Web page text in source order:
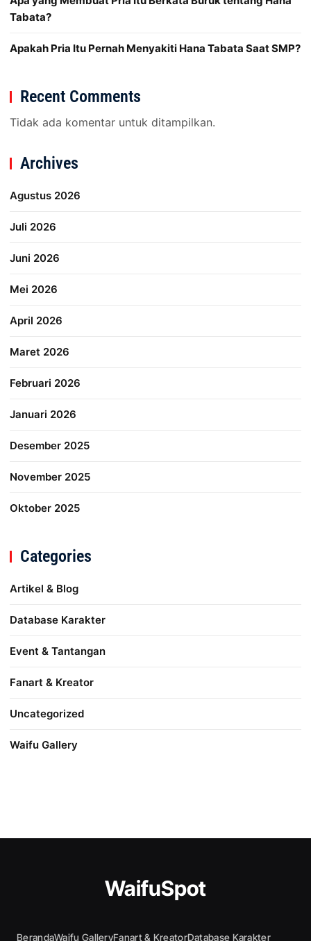
Tabata?
Apakah Pria Itu Pernah Menyakiti Hana Tabata Saat SMP?
Recent Comments
Tidak ada komentar untuk ditampilkan.
Archives
Agustus 2026
Juli 2026
Juni 2026
Mei 2026
April 2026
Maret 2026
Februari 2026
Januari 2026
Desember 2025
November 2025
Oktober 2025
Categories
Artikel & Blog
Database Karakter
Event & Tantangan
Fanart & Kreator
Uncategorized
Waifu Gallery
WaifuSpot
BerandaWaifu GalleryFanart & KreatorDatabase Karakter